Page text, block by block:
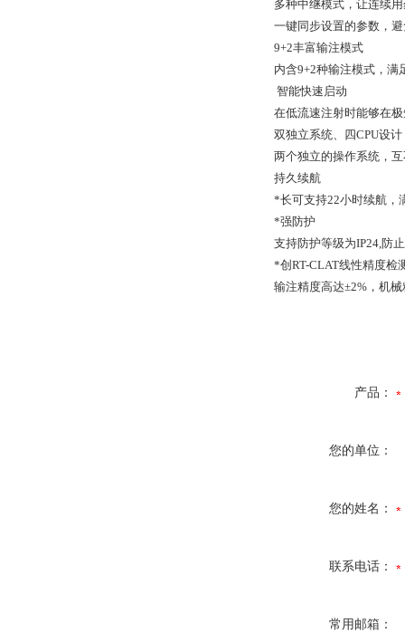
多种中继模式，让连续
一键同步设置的参数，
9+2丰富输注模式
内含9+2种输注模式，满
智能快速启动
在低流速注射时能够在
双独立系统、四CPU设计
两个独立的操作系统，
持久续航
*长可支持22小时续航，
*强防护
支持防护等级为IP24,防
*创RT-CLAT线性精度检
输注精度高达±2%，机
产品：
您的单位：
您的姓名：
联系电话：
常用邮箱：